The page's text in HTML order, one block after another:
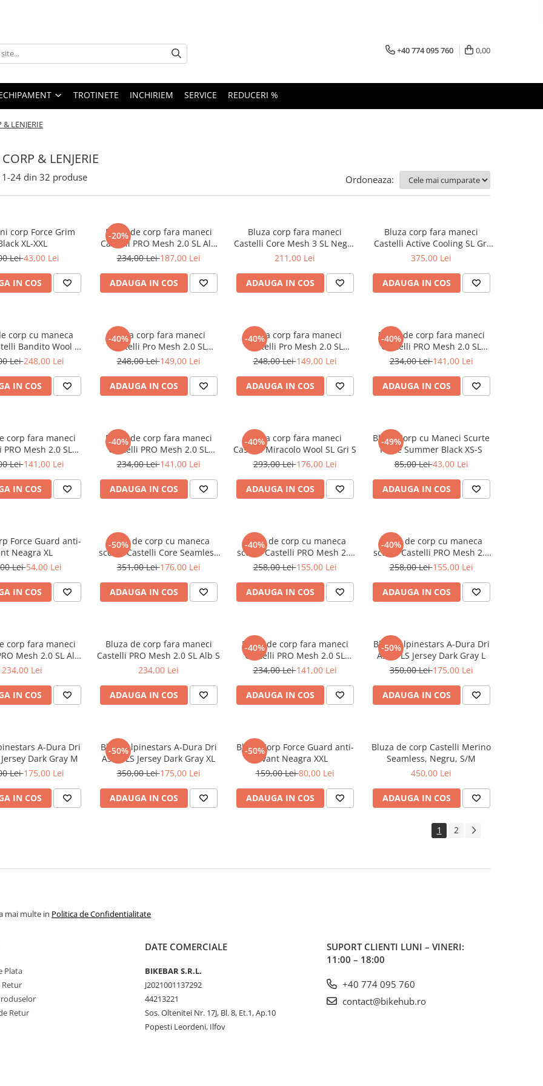
+40 774 095 760 0,00
TROTINETE INCHIRIEM SERVICE REDUCERI %
& LENJERIE
& LENJERIE
1-24 din 32 produse Ordoneaza:
corp Force Grim
XL-XXL
Lei43,00 Lei
IN COS
-20%
Bluza de corp fara maneci
Castelli PRO Mesh 2.0 SL Alb
XXL
234,00 Lei187,00 Lei
ADAUGA IN COS
Bluza corp fara maneci
Castelli Core Mesh 3 SL Negru
L/XL
211,00 Lei
ADAUGA IN COS
Bluza corp fara maneci
Castelli Active Cooling SL Gri
M
375,00 Lei
ADAUGA IN COS
corp cu maneca
Bandito Wool LS
Negru XL
Lei248,00 Lei
IN COS
-40%
Bluza corp fara maneci
Castelli Pro Mesh 2.0 SL
Visiniu M
248,00 Lei149,00 Lei
ADAUGA IN COS
-40%
Bluza corp fara maneci
Castelli Pro Mesh 2.0 SL
Visiniu L
248,00 Lei149,00 Lei
ADAUGA IN COS
-40%
Bluza de corp fara maneci
Castelli PRO Mesh 2.0 SL
Indigo M
234,00 Lei141,00 Lei
ADAUGA IN COS
corp fara maneci
Mesh 2.0 SL
Indigo L
Lei141,00 Lei
IN COS
-40%
Bluza de corp fara maneci
Castelli PRO Mesh 2.0 SL
Indigo XL
234,00 Lei141,00 Lei
ADAUGA IN COS
-40%
Bluza corp fara maneci
Castelli Miracolo Wool SL Gri S
293,00 Lei176,00 Lei
ADAUGA IN COS
-49%
Bluza Corp cu Maneci Scurte
Force Summer Black XS-S
85,00 Lei43,00 Lei
ADAUGA IN COS
Force Guard anti-
Neagra XL
Lei54,00 Lei
IN COS
-50%
Bluza de corp cu maneca
scurta Castelli Core Seamless
SS Negru S/M
351,00 Lei176,00 Lei
ADAUGA IN COS
-40%
Bluza de corp cu maneca
scurta Castelli PRO Mesh 2.0
SS Negru M
258,00 Lei155,00 Lei
ADAUGA IN COS
-40%
Bluza de corp cu maneca
scurta Castelli PRO Mesh 2.0
SS Negru S
258,00 Lei155,00 Lei
ADAUGA IN COS
corp fara maneci
Mesh 2.0 SL Alb
M
234,00 Lei
IN COS
Bluza de corp fara maneci
Castelli PRO Mesh 2.0 SL Alb S
234,00 Lei
ADAUGA IN COS
-40%
Bluza de corp fara maneci
Castelli PRO Mesh 2.0 SL
Indigo S
234,00 Lei141,00 Lei
ADAUGA IN COS
-50%
Bluza Alpinestars A-Dura Dri
Astar LS Jersey Dark Gray L
350,00 Lei175,00 Lei
ADAUGA IN COS
A-Dura Dri
Dark Gray M
Lei175,00 Lei
IN COS
-50%
Bluza Alpinestars A-Dura Dri
Astar LS Jersey Dark Gray XL
350,00 Lei175,00 Lei
ADAUGA IN COS
-50%
Bluza Corp Force Guard anti-
vant Neagra XXL
159,00 Lei80,00 Lei
ADAUGA IN COS
Bluza de corp Castelli Merino
Seamless, Negru, S/M
450,00 Lei
ADAUGA IN COS
1 2
mai multe in Politica de Confidentialitate
Plata
Retur
Retur
DATE COMERCIALE
BIKEBAR S.R.L.
J2021001137292
44213221
Sos. Oltenitei Nr. 17J, Bl. 8, Et.1, Ap.10
Popesti Leordeni, Ilfov
SUPORT CLIENTI LUNI – VINERI:
11:00 – 18:00
+40 774 095 760
contact@bikehub.ro